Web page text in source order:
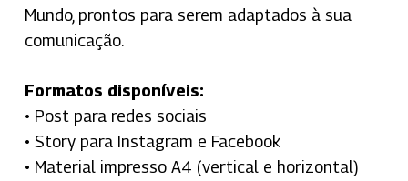
Mundo, prontos para serem adaptados à sua
comunicação.
Formatos disponíveis:
• Post para redes sociais
• Story para Instagram e Facebook
• Material impresso A4 (vertical e horizontal)